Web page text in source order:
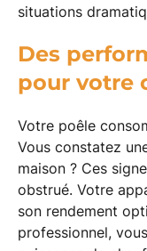
situations
Des
pour votre
Votre poêle
Vous constatez
maison ? Ces
obstrué. Votre
son rendement
professionnel,